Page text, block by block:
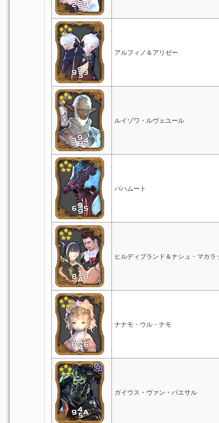
アルフィノ＆アリゼー
ルイゾワ・ルヴェユール
バハムート
ヒルディブランド＆ナシュ・マカラ
ナナモ・ウル・ナモ
ガイウス・ヴァン・バエサル